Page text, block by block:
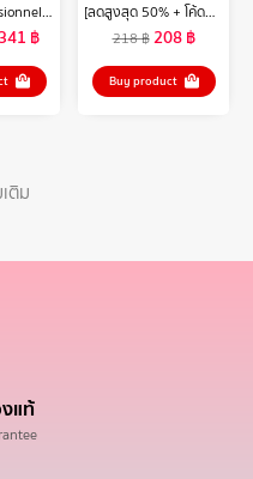
L'Oreal Professionnel ABSOLUT REPAIR MOLECULAR LEAVE-IN MASK 100ML ลีฟ-อิน ทรีตเมนต์ เนื้อครีมบางเบา บำรุงล้ำลึกถึงชั้นไฟเบอร์ (ลีฟ-อิน ทรีตเมนต์, เสริมแกนผมให้กลับมาแข็งแรง, L'Oreal Pro,L'Oreal Professional,LOreal Pro,LOreal Professional)
฿
[ลดสูงสุด 50% + โค้ดลดเพิ่ม 20%]นีเวียเพิร์ล แอนด์ บิวตี้ โรลออน ระงับกลิ่นกาย สำหรับผู้หญิง 50 มล. 2 ชิ้น NIVEA
218฿208฿
Buy product
ติม
แท้